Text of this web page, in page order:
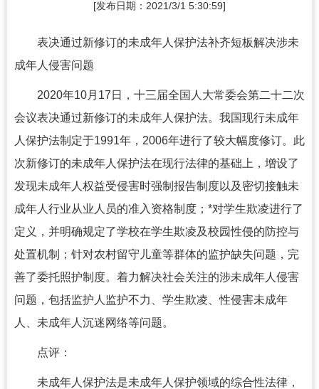
[发布日期：2021/3/1 5:30:59]
表决通过新修订的未成年人保护法补齐短板解决涉未
成年人侵害问题
2020年10月17日，十三届全国人大常委会第二十二次
会议表决通过新修订的未成年人保护法。我国现行未成年
人保护法制定于1991年，2006年进行了较大幅度修订。此
次新修订的未成年人保护法在现行法律的基础上，增设了
发现未成年人权益受侵害时强制报告制度以及密切接触未
成年人行业从业人员的准入资格制度；*对学生欺凌进行了
定义，并明确规定了学校在学生欺凌及校园性侵的防控与
处置机制；针对农村留守儿童等群体的监护缺失问题，完
善了委托照护制度。着力解决社会关注的涉未成年人侵害
问题，包括监护人监护不力、学生欺凌、性侵害未成年
人、未成年人沉迷网络等问题。
点评：
未成年人保护法是未成年人保护领域的综合性法律，